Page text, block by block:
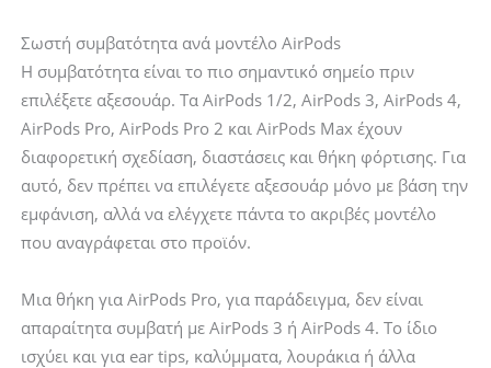
Σωστή συμβατότητα ανά μοντέλο AirPods
Η συμβατότητα είναι το πιο σημαντικό σημείο πριν
επιλέξετε αξεσουάρ. Τα AirPods 1/2, AirPods 3, AirPods 4,
AirPods Pro, AirPods Pro 2 και AirPods Max έχουν
διαφορετική σχεδίαση, διαστάσεις και θήκη φόρτισης. Για
αυτό, δεν πρέπει να επιλέγετε αξεσουάρ μόνο με βάση την
εμφάνιση, αλλά να ελέγχετε πάντα το ακριβές μοντέλο
που αναγράφεται στο προϊόν.
Μια θήκη για AirPods Pro, για παράδειγμα, δεν είναι
απαραίτητα συμβατή με AirPods 3 ή AirPods 4. Το ίδιο
ισχύει και για ear tips, καλύμματα, λουράκια ή άλλα